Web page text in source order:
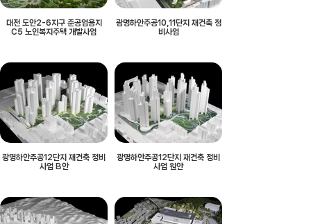
대전 도안2-6지구 준공업용지
C5 노인복지주택 개발사업
광명하안주공10,11단지 재건축 정
비사업
광명하안주공12단지 재건축 정비
사업 B안
광명하안주공12단지 재건축 정비
사업 원안